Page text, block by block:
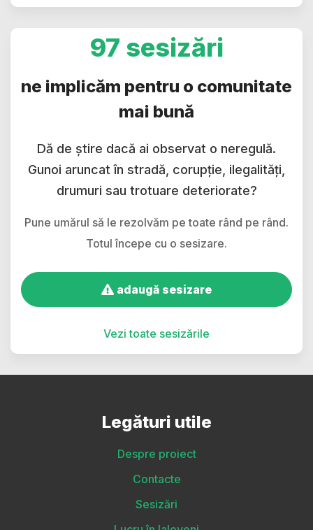
97 sesizări
ne implicăm pentru o comunitate
mai bună
Dă de știre dacă ai observat o neregulă.
Gunoi aruncat în stradă, corupție, ilegalități,
drumuri sau trotuare deteriorate?
Pune umărul să le rezolvăm pe toate rând pe rând.
Totul începe cu o sesizare.
adaugă sesizare
Vezi toate sesizările
Legături utile
Despre proiect
Contacte
Sesizări